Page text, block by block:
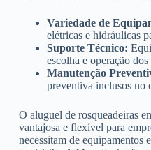
Variedade de
elétricas e hidráulicas
Suporte Técnico:
escolha e operação
Manutenção
preventiva inclusos no
O aluguel de rosqueadeiras
vantajosa e flexível para
necessitam de equipamentos